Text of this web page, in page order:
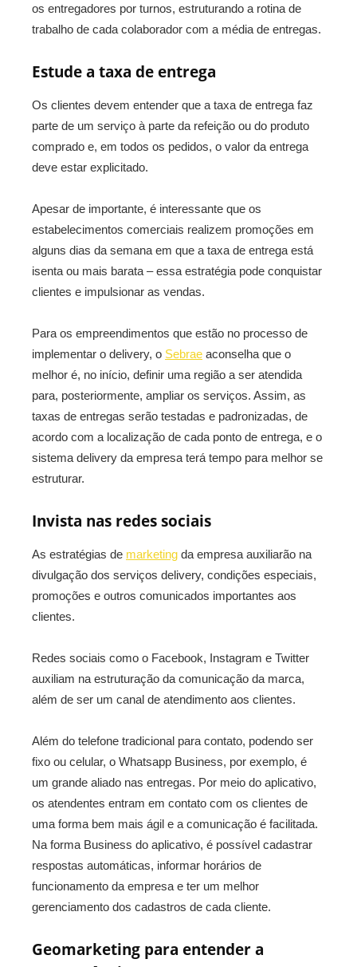
os entregadores por turnos, estruturando a rotina de
trabalho de cada colaborador com a média de entregas.
Estude a taxa de entrega
Os clientes devem entender que a taxa de entrega faz
parte de um serviço à parte da refeição ou do produto
comprado e, em todos os pedidos, o valor da entrega
deve estar explicitado.
Apesar de importante, é interessante que os
estabelecimentos comerciais realizem promoções em
alguns dias da semana em que a taxa de entrega está
isenta ou mais barata – essa estratégia pode conquistar
clientes e impulsionar as vendas.
Para os empreendimentos que estão no processo de
implementar o delivery, o Sebrae aconselha que o
melhor é, no início, definir uma região a ser atendida
para, posteriormente, ampliar os serviços. Assim, as
taxas de entregas serão testadas e padronizadas, de
acordo com a localização de cada ponto de entrega, e o
sistema delivery da empresa terá tempo para melhor se
estruturar.
Invista nas redes sociais
As estratégias de marketing da empresa auxiliarão na
divulgação dos serviços delivery, condições especiais,
promoções e outros comunicados importantes aos
clientes.
Redes sociais como o Facebook, Instagram e Twitter
auxiliam na estruturação da comunicação da marca,
além de ser um canal de atendimento aos clientes.
Além do telefone tradicional para contato, podendo ser
fixo ou celular, o Whatsapp Business, por exemplo, é
um grande aliado nas entregas. Por meio do aplicativo,
os atendentes entram em contato com os clientes de
uma forma bem mais ágil e a comunicação é facilitada.
Na forma Business do aplicativo, é possível cadastrar
respostas automáticas, informar horários de
funcionamento da empresa e ter um melhor
gerenciamento dos cadastros de cada cliente.
Geomarketing para entender a